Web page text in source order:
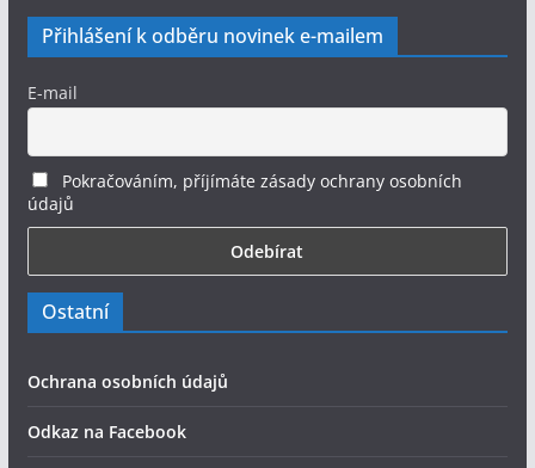
Přihlášení k odběru novinek e-mailem
E-mail
Pokračováním, příjímáte zásady ochrany osobních
údajů
Ostatní
Ochrana osobních údajů
Odkaz na Facebook